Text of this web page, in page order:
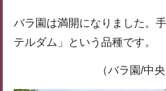
バラ園は満開になりました。
テルダム」という品種です。
（バラ園/中